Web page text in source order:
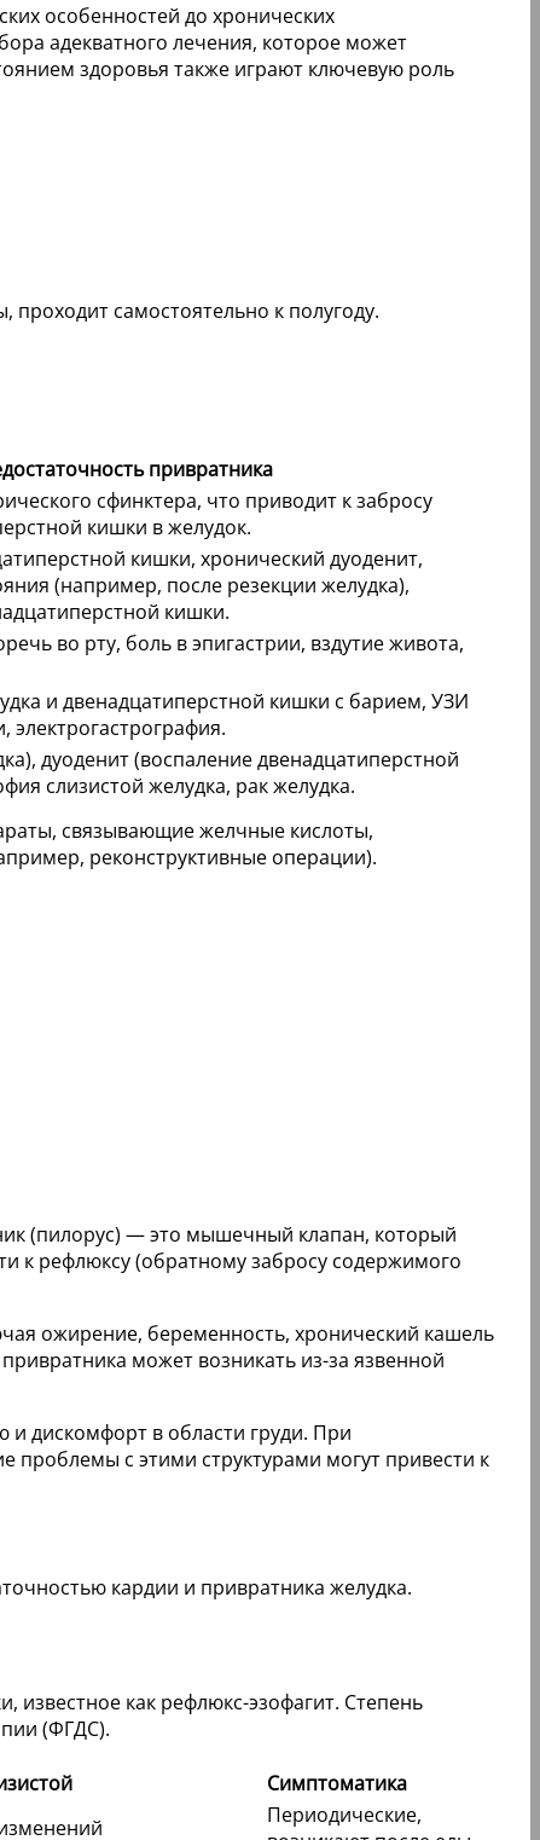
особенностей до хронических
адекватного лечения, которое может
здоровья также играют ключевую роль
самостоятельно к полугоду.
привратника
сфинктера, что приводит к забросу
кишки в желудок.
кишки, хронический дуоденит,
(например, после резекции желудка),
кишки.
во рту, боль в эпигастрии, вздутие живота,
и двенадцатиперстной кишки с барием, УЗИ
дуоденит (воспаление двенадцатиперстной
слизистой желудка, рак желудка.
связывающие желчные кислоты,
реконструктивные операции).
(пилорус) — это мышечный клапан, который
к рефлюксу (обратному забросу содержимого
ожирение, беременность, хронический кашель
может возникать из-за язвенной
дискомфорт в области груди. При
проблемы с этими структурами могут привести к
кардии и привратника желудка.
известное как рефлюкс-эзофагит. Степень
(ФГДС).
Симптоматика
Периодические,